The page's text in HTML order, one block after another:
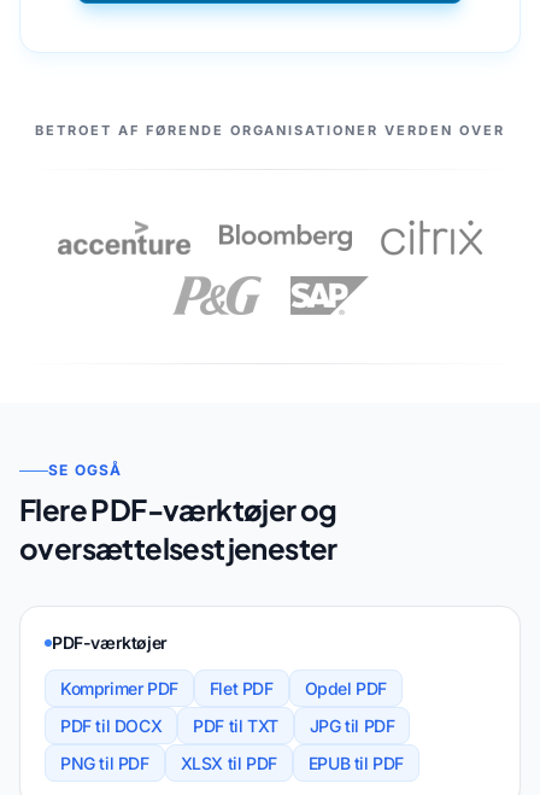
VORES PARTNERE
BETROET AF FØRENDE ORGANISATIONER VERDEN OVER
SE OGSÅ
Flere PDF-værktøjer og
oversættelsestjenester
PDF-værktøjer
Komprimer PDF Flet PDF
Opdel PDF
PDF til DOCX
PDF til TXT
JPG til PDF
PNG til PDF
XLSX til PDF EPUB til PDF